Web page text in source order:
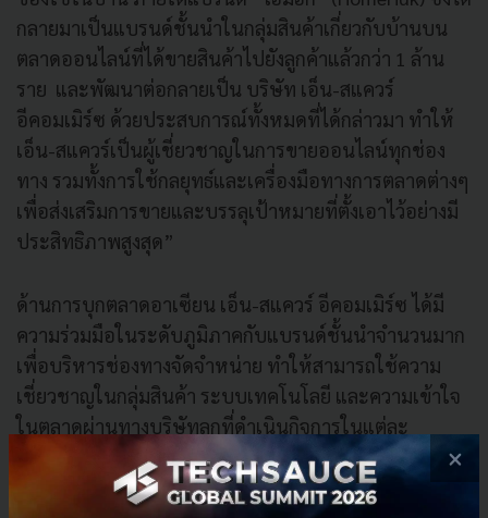
กลายมาเป็นแบรนด์ชั้นนำในกลุ่มสินค้าเกี่ยวกับบ้านบน
ตลาดออนไลน์ที่ได้ขายสินค้าไปยังลูกค้าแล้วกว่า 1 ล้าน
ราย และพัฒนาต่อกลายเป็น บริษัท เอ็น-สแควร์
อีคอมเมิร์ซ ด้วยประสบการณ์ทั้งหมดที่ได้กล่าวมา ทำให้
เอ็น-สแควร์เป็นผู้เชี่ยวชาญในการขายออนไลน์ทุกช่อง
ทาง รวมทั้งการใช้กลยุทธ์และเครื่องมือทางการตลาดต่างๆ
เพื่อส่งเสริมการขายและบรรลุเป้าหมายที่ตั้งเอาไว้อย่างมี
ประสิทธิภาพสูงสุด”
ด้านการบุกตลาดอาเซียน เอ็น-สแควร์ อีคอมเมิร์ซ ได้มี
ความร่วมมือในระดับภูมิภาคกับแบรนด์ชั้นนำจำนวนมาก
เพื่อบริหารช่องทางจัดจำหน่าย ทำให้สามารถใช้ความ
เชี่ยวชาญในกลุ่มสินค้า ระบบเทคโนโลยี และความเข้าใจ
ในตลาดผ่านทางบริษัทลูกที่ดำเนินกิจการในแต่ละ
ประเทศ รวมทั้งเป็นโอกาสที่จะขยายตลาดของสินค้า
แบรนด์ โฮมฮัก (HomeHuk) ให้กลายเป็นแบรนด์ระดับ
×